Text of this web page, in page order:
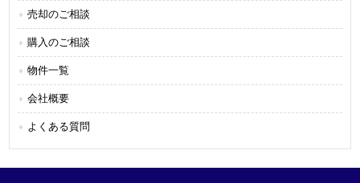
売却のご相談
購入のご相談
物件一覧
会社概要
よくある質問